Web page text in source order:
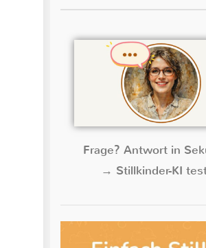
Frage? Antwort in
→ Stillkinder-KI